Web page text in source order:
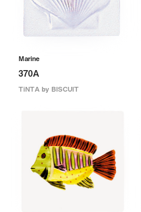
Marine
370A
TiNTA by BISCUIT